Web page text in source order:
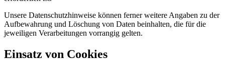
Unsere Datenschutzhinweise können ferner weitere Angaben zu der
Aufbewahrung und Löschung von Daten beinhalten, die für die
jeweiligen Verarbeitungen vorrangig gelten.
Einsatz von Cookies